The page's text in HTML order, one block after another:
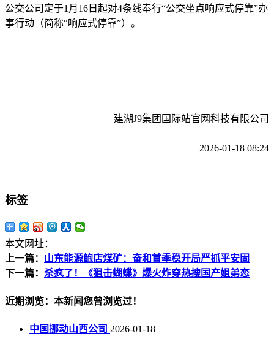
公交公司定于1月16日起对4条线奉行“公交坐点响应式停靠”办
事行动（简称“响应式停靠”）。
建湖J9集团国际站官网科技有限公司
2026-01-18 08:24
标签
本文网址：
上一篇： 山东能源鲍店煤矿：奋和首季稳开局严抓平安固
下一篇： 杀疯了！《狙击蝴蝶》爆火炸穿热搜国产姐弟恋
近期浏览：本新闻您曾浏览过！
中国挪动山西公司 2026-01-18